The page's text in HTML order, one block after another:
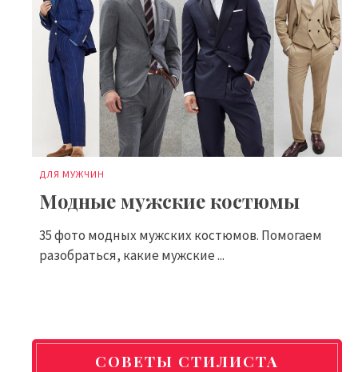
ДЛЯ МУЖЧИН
Модные мужские костюмы
35 фото модных мужских костюмов. Помогаем
разобраться, какие мужские ...
СОВЕТЫ СТИЛИСТА